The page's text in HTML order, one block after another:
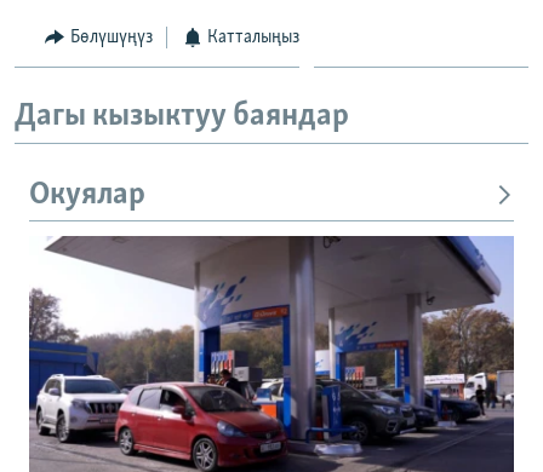
ЫҢГАЙСЫЗ СУРООЛОР
ЭЕ/АРнун бардык сайттары
Бөлүшүңүз Катталыңыз
Дагы кызыктуу баяндар
Окуялар